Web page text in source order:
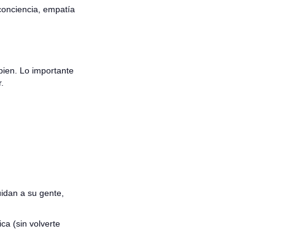
empatía
Lo importante
a su gente,
(sin volverte